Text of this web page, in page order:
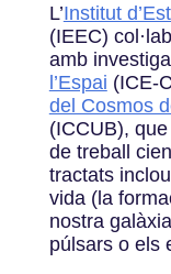
L’Institut
(IEEC)
amb
l’Espai (ICE-
del Cosmos
(ICCUB),
de treball
tractats
vida (la
nostra
púlsars o els